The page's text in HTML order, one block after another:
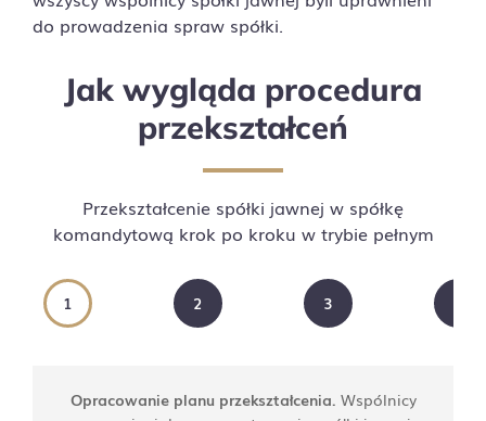
do prowadzenia spraw spółki.
Jak wygląda procedura
przekształceń
Przekształcenie spółki jawnej w spółkę
komandytową krok po kroku w trybie pełnym
1 2 3
Opracowanie planu przekształcenia. Wspólnicy